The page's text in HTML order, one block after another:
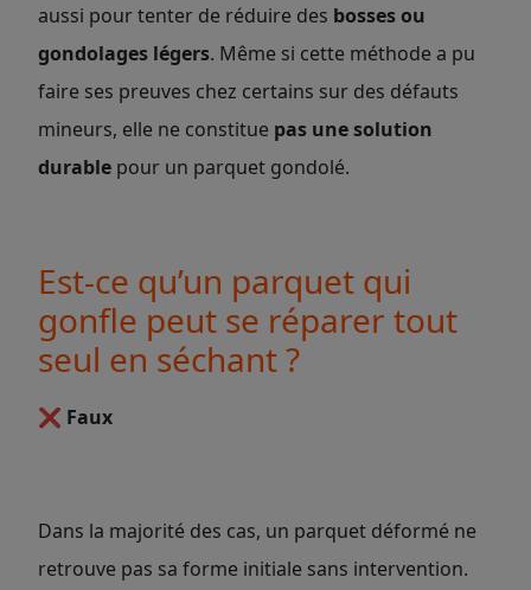
aussi pour tenter de réduire des bosses ou
gondolages légers. Même si cette méthode a pu
faire ses preuves chez certains sur des défauts
mineurs, elle ne constitue pas une solution
durable pour un parquet gondolé.
Est-ce qu’un parquet qui
gonfle peut se réparer tout
seul en séchant ?
❌ Faux
Dans la majorité des cas, un parquet déformé ne
retrouve pas sa forme initiale sans intervention.